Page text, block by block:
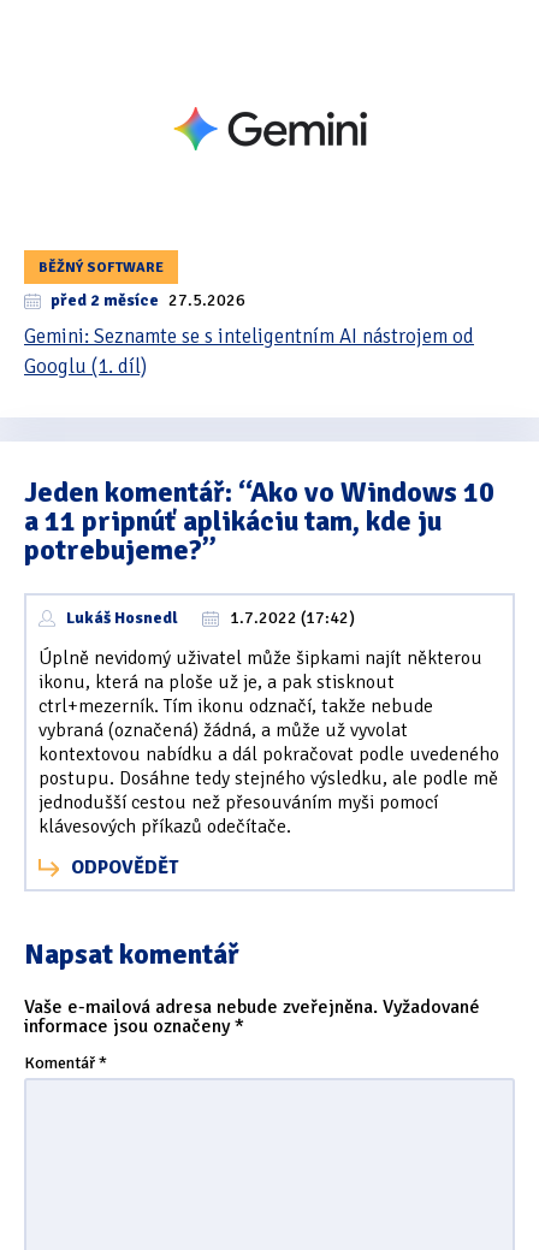
BĚŽNÝ SOFTWARE
před 2 měsíce 27.5.2026
Gemini: Seznamte se s inteligentním AI nástrojem od
Googlu (1. díl)
Jeden komentář: “Ako vo Windows 10
a 11 pripnúť aplikáciu tam, kde ju
potrebujeme?”
Lukáš Hosnedl 1.7.2022 (17:42)
Úplně nevidomý uživatel může šipkami najít některou
ikonu, která na ploše už je, a pak stisknout
ctrl+mezerník. Tím ikonu odznačí, takže nebude
vybraná (označená) žádná, a může už vyvolat
kontextovou nabídku a dál pokračovat podle uvedeného
postupu. Dosáhne tedy stejného výsledku, ale podle mě
jednodušší cestou než přesouváním myši pomocí
klávesových příkazů odečítače.
ODPOVĚDĚT
Napsat komentář
Vaše e-mailová adresa nebude zveřejněna. Vyžadované
informace jsou označeny*
Komentář*